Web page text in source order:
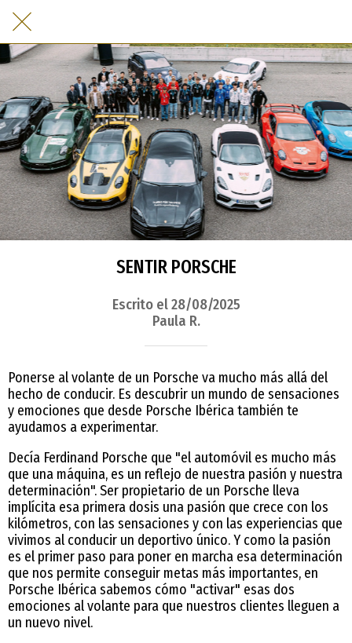
SENTIR PORSCHE
Escrito el 28/08/2025
Paula R.
Ponerse al volante de un Porsche va mucho más allá del
hecho de conducir. Es descubrir un mundo de sensaciones
y emociones que desde Porsche Ibérica también te
ayudamos a experimentar.
Decía Ferdinand Porsche que "el automóvil es mucho más
que una máquina, es un reflejo de nuestra pasión y nuestra
determinación". Ser propietario de un Porsche lleva
implícita esa primera dosis una pasión que crece con los
kilómetros, con las sensaciones y con las experiencias que
vivimos al conducir un deportivo único. Y como la pasión
es el primer paso para poner en marcha esa determinación
que nos permite conseguir metas más importantes, en
Porsche Ibérica sabemos cómo "activar" esas dos
emociones al volante para que nuestros clientes lleguen a
un nuevo nivel.